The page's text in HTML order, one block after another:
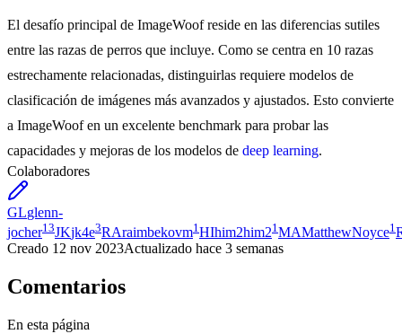
El desafío principal de ImageWoof reside en las diferencias sutiles
entre las razas de perros que incluye. Como se centra en 10 razas
estrechamente relacionadas, distinguirlas requiere modelos de
clasificación de imágenes más avanzados y ajustados. Esto convierte
a ImageWoof en un excelente benchmark para probar las
capacidades y mejoras de los modelos de deep learning.
Colaboradores
GLglenn-
jocher13JKjk4e3RAraimbekovm1HIhim2him21MAMatthewNoyce1
Creado 12 nov 2023Actualizado hace 3 semanas
Comentarios
En esta página